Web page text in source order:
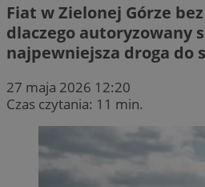
Fiat w Zielonej Górze
dlaczego autoryzowany
najpewniejsza droga do
27 maja 2026 12:20
Czas czytania: 11 min.